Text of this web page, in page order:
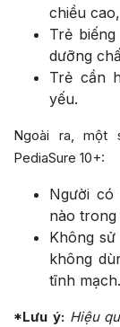
chiều
Trẻ
dưỡng
Trẻ cần
yếu.
Ngoài ra, một
PediaSure 10+:
Người
nào trong
Không
không
tĩnh mạch.
*Lưu ý: Hiệu